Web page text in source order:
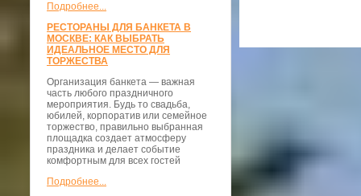
Подробнее...
РЕСТОРАНЫ ДЛЯ БАНКЕТА В
МОСКВЕ: КАК ВЫБРАТЬ
ИДЕАЛЬНОЕ МЕСТО ДЛЯ
ТОРЖЕСТВА
Организация банкета — важная
часть любого праздничного
мероприятия. Будь то свадьба,
юбилей, корпоратив или семейное
торжество, правильно выбранная
площадка создает атмосферу
праздника и делает событие
комфортным для всех гостей
Подробнее...